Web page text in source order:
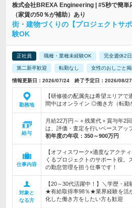
株式会社BREXA Engineering | #5秒で簡単
（家賃の50％が補助）あり
街・建物づくりの【プロジェクトサ
験OK
正社員 職種・業種未経験OK 完全週休2日
第二新卒歓迎 転勤なし 女性のおしごと掲
情報更新日：2026/07/24 終了予定日：2026/08/27
勤務地
【研修後の配属先は希望エリア
間中はオンライン ◎働き方（転勤
給与
月給22万円～＋残業代＋賞与年2
は、評価・査定を行いベースアッ
初年度の年収： 350～900万円
仕事内容
【オフィスワーク×適度なアクテ
くるプロジェクトのサポート役。
の勤怠管理を担う仕事です！
対象と
なる方
【20～30代活躍中！】＼学歴・
★有給取得率98％★業界経験を活
化した働き方をしたい方も歓迎